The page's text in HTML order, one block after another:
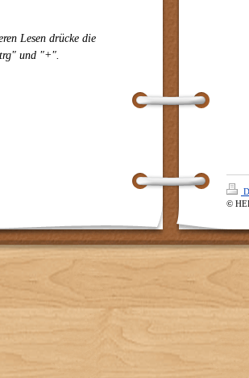
Lesen drücke die
und "+".
©